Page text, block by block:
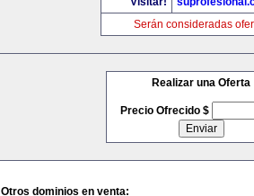
Serán consideradas
Realizar una Oferta
Precio Ofrecido $
Otros dominios en venta: